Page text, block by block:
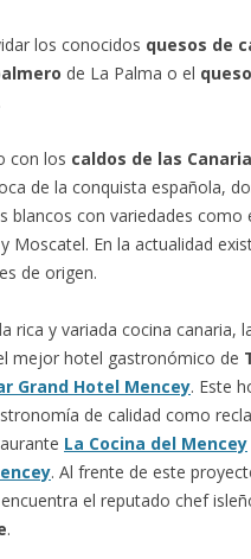
los conocidos quesos de
de La Palma o el
con los caldos de las
de la conquista española,
blancos con variedades como
Moscatel. En la actualidad
de origen.
rica y variada cocina canaria,
mejor hotel gastronómico de
Grand Hotel Mencey. Este
de calidad como
La Cocina del Mencey
. Al frente de este
el reputado chef
.